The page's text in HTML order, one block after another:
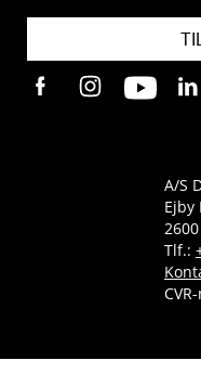
A/S
Ejby
Tlf.: